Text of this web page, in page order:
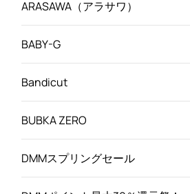
ARASAWA（アラサワ）
BABY-G
Bandicut
BUBKA ZERO
DMMスプリングセール